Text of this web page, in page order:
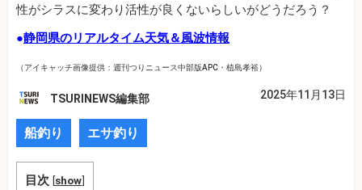
性がシラスに変わり活性が良くないらしいがどうだろう？
●静岡県のリアルタイム天気＆風波情報
（アイキャッチ画像提供：週刊つりニュース中部版APC・植島孝裕）
TSURINEWS編集部 2025年11月13日
船釣り エサ釣り
目次 [show]